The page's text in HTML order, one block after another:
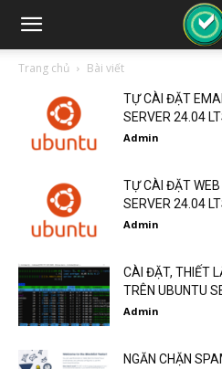
Trang chủ Bài viết
TỰ CÀI ĐẶT
SERVER 24.04
Admin
TỰ CÀI ĐẶT WEB
SERVER 24.04
Admin
CÀI ĐẶT, THIẾT
TRÊN UBUNTU
Admin
NGĂN CHẶN